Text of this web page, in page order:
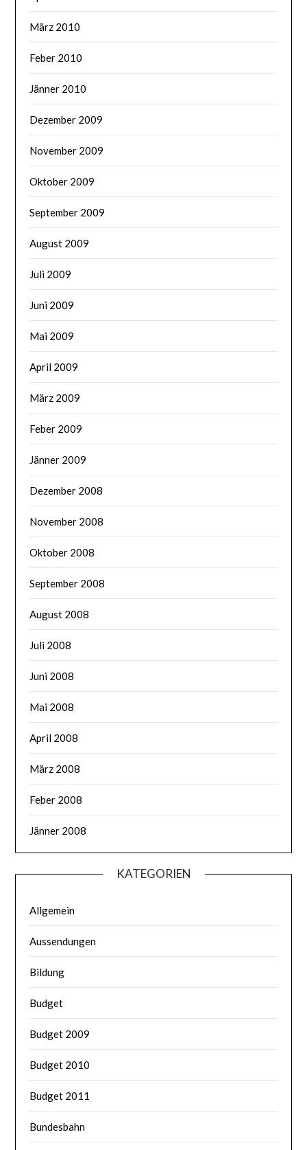
März 2010
Feber 2010
Jänner 2010
Dezember 2009
November 2009
Oktober 2009
September 2009
August 2009
Juli 2009
Juni 2009
Mai 2009
April 2009
März 2009
Feber 2009
Jänner 2009
Dezember 2008
November 2008
Oktober 2008
September 2008
August 2008
Juli 2008
Juni 2008
Mai 2008
April 2008
März 2008
Feber 2008
Jänner 2008
KATEGORIEN
Allgemein
Aussendungen
Bildung
Budget
Budget 2009
Budget 2010
Budget 2011
Bundesbahn